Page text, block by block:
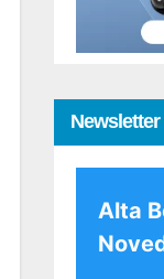
Newsletter
Alta